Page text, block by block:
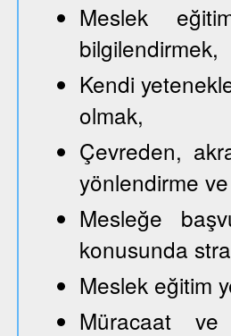
Meslek
bilgilendirmek,
Kendi
olmak,
Çevreden,
yönlendirme
Mesleğe
konusunda
Meslek eğitim
Müracaat ve